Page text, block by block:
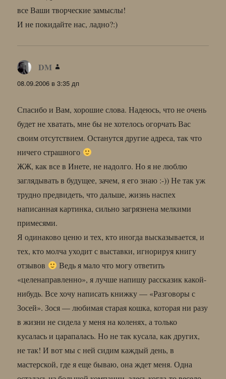
все Ваши творческие замыслы!
И не покидайте нас, ладно?:)
DM
08.09.2006 в 3:35 дп
Спасибо и Вам, хорошие слова. Надеюсь, что не очень
будет не хватать, мне бы не хотелось огорчать Вас
своим отсутствием. Останутся другие адреса, так что
ничего страшного
ЖЖ, как все в Инете, не надолго. Но я не люблю
заглядывать в будущее, зачем, я его знаю :-)) Не так уж
трудно предвидеть, что дальше, жизнь наспех
написанная картинка, сильно загрязнена мелкими
примесями.
Я одинаково ценю и тех, кто иногда высказывается, и
тех, кто молча уходит с выставки, игнорируя книгу
отзывов
Ведь я мало что могу ответить
«целенаправленно», я лучше напишу рассказик какой-
нибудь. Все хочу написать книжку — «Разговоры с
Зосей». Зося — любимая старая кошка, которая ни разу
в жизни не сидела у меня на коленях, а только
кусалась и царапалась. Но не так кусала, как других,
не так! И вот мы с ней сидим каждый день, в
мастерской, где я еще бываю, она ждет меня. Одна